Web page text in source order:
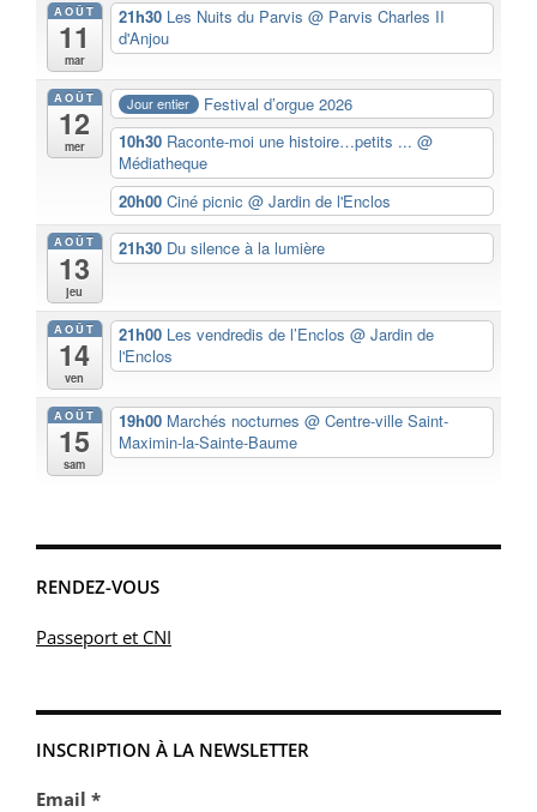
AOÛT
11
mar
21h30 Les Nuits du Parvis @ Parvis Charles II
d'Anjou
AOÛT
12
mer
Jour entier
Festival d’orgue 2026
10h30 Raconte-moi une histoire…petits ... @
Médiatheque
20h00 Ciné picnic @ Jardin de l'Enclos
AOÛT
13
jeu
21h30 Du silence à la lumière
AOÛT
14
ven
21h00 Les vendredis de l’Enclos @ Jardin de
l'Enclos
AOÛT
15
sam
19h00 Marchés nocturnes @ Centre-ville Saint-
Maximin-la-Sainte-Baume
RENDEZ-VOUS
Passeport et CNI
INSCRIPTION À LA NEWSLETTER
Email *